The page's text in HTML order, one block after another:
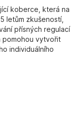
koberce, která na
letům zkušeností,
přísných regulací
pomohou vytvořit
individuálního